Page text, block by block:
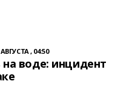
, 04:50
на воде: инцидент